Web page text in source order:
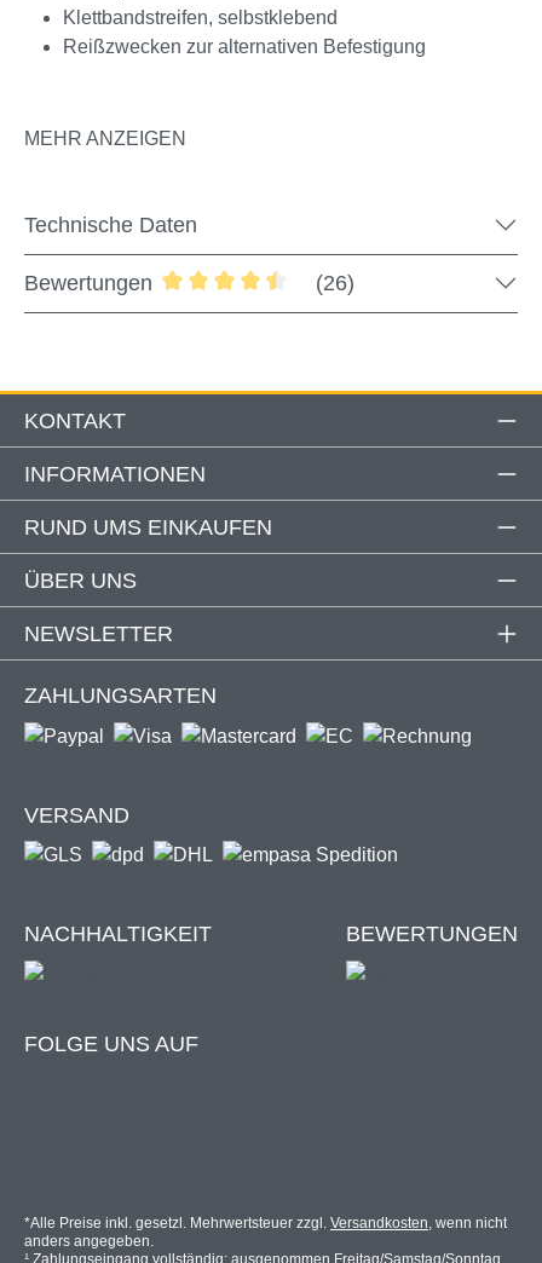
Klettbandstreifen, selbstklebend
Reißzwecken zur alternativen Befestigung
MEHR ANZEIGEN
Technische Daten
Bewertungen
Durchschnittliche Bewertung von 4.58
(26)
KONTAKT
INFORMATIONEN
RUND UMS EINKAUFEN
ÜBER UNS
NEWSLETTER
ZAHLUNGSARTEN
VERSAND
NACHHALTIGKEIT BEWERTUNGEN
FOLGE UNS AUF
*Alle Preise inkl. gesetzl. Mehrwertsteuer zzgl. Versandkosten, wenn nicht
anders angegeben.
¹ Zahlungseingang vollständig; ausgenommen Freitag/Samstag/Sonntag